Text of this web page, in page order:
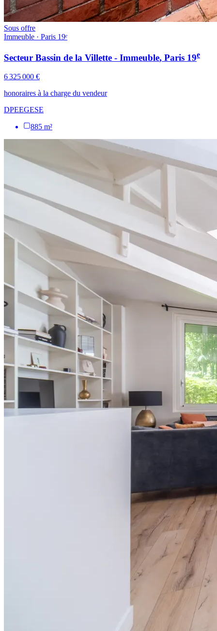
Sous offre
Immeuble · Paris 19ᵉ
Secteur Bassin de la Villette - Immeuble, Paris 19e
6 325 000 €
honoraires à la charge du vendeur
DPEEGESE
885 m²